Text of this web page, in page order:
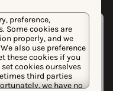
preference,
Some cookies are
properly, and we
also use preference
these cookies if you
cookies ourselves
third parties
we have no